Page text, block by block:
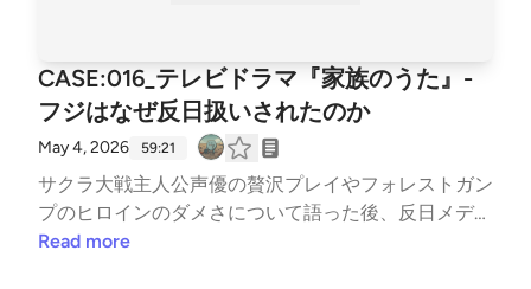
CASE:016_テレビドラマ『家族のうた』-
フジはなぜ反日扱いされたのか
May 4, 2026 59:21
サクラ大戦主人公声優の贅沢プレイやフォレストガン
プのヒロインのダメさについて語った後、反日メディ
アと叩かれる余波がフジテレビを襲う中、低視聴率に
Read more